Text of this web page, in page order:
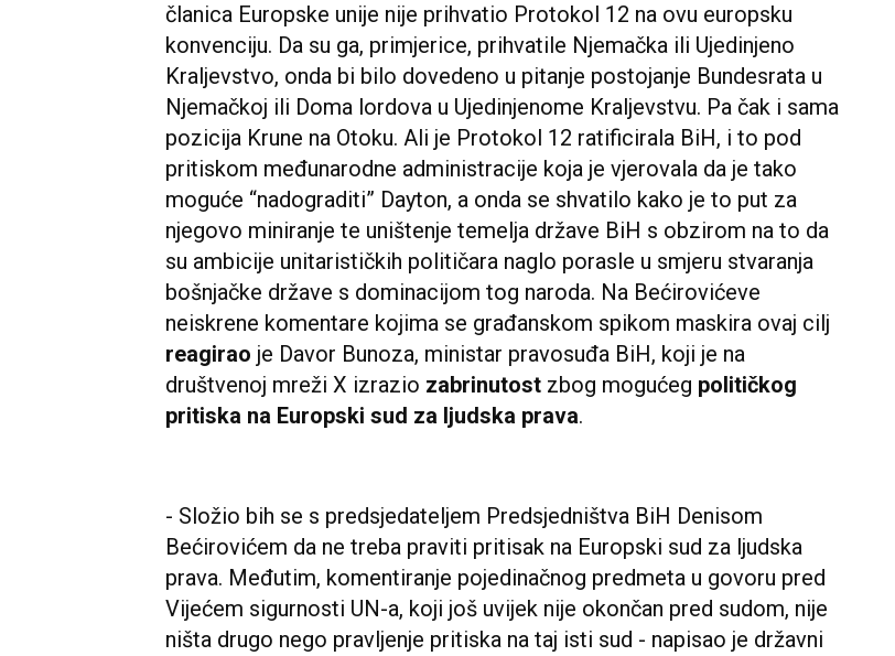
članica Europske unije nije prihvatio Protokol 12 na ovu europsku
konvenciju. Da su ga, primjerice, prihvatile Njemačka ili Ujedinjeno
Kraljevstvo, onda bi bilo dovedeno u pitanje postojanje Bundesrata u
Njemačkoj ili Doma lordova u Ujedinjenome Kraljevstvu. Pa čak i sama
pozicija Krune na Otoku. Ali je Protokol 12 ratificirala BiH, i to pod
pritiskom međunarodne administracije koja je vjerovala da je tako
moguće “nadograditi” Dayton, a onda se shvatilo kako je to put za
njegovo miniranje te uništenje temelja države BiH s obzirom na to da
su ambicije unitarističkih političara naglo porasle u smjeru stvaranja
bošnjačke države s dominacijom tog naroda. Na Bećirovićeve
neiskrene komentare kojima se građanskom spikom maskira ovaj cilj
reagirao je Davor Bunoza, ministar pravosuđa BiH, koji je na
društvenoj mreži X izrazio zabrinutost zbog mogućeg političkog
pritiska na Europski sud za ljudska prava.
- Složio bih se s predsjedateljem Predsjedništva BiH Denisom
Bećirovićem da ne treba praviti pritisak na Europski sud za ljudska
prava. Međutim, komentiranje pojedinačnog predmeta u govoru pred
Vijećem sigurnosti UN-a, koji još uvijek nije okončan pred sudom, nije
ništa drugo nego pravljenje pritiska na taj isti sud - napisao je državni